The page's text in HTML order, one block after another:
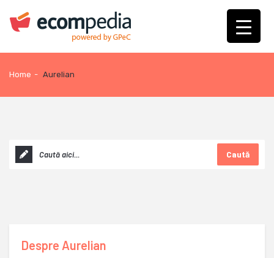
Home - Aurelian
Caută
Despre Aurelian